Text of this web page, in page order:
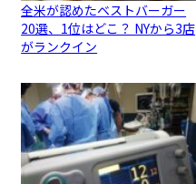
全米が認めたベストバーガー
20選、1位はどこ？ NYから3店
がランクイン